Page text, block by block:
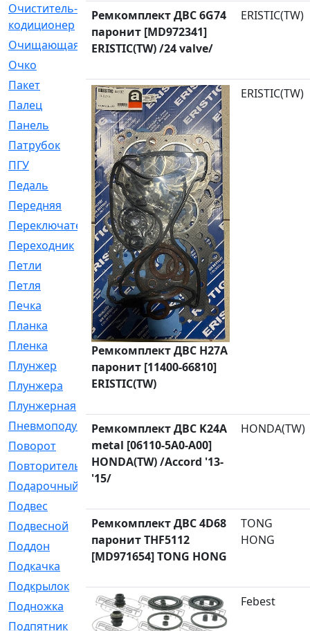
Очиститель-
кодиционер
Очищающая
[1]
Очко
Пакет
[1]
Палец
[4]
Панель
[61]
Патрубок
[248]
ПГУ
[2]
Педаль
[3]
Передняя
[22]
Переключатель
[36]
Переходник
[4]
Петли
[23]
Петля
[3]
Печка
[3]
Планка
[21]
Пленка
[1]
Плунжер
[1]
Плунжера
[64]
Плунжерная
Пневмоподушка
[2]
Поворот
[12]
Повторитель
[86]
Подарочный
Подвес
[16]
Подвесной
[7]
Поддон
[18]
Подкачка
Подкрылок
[128]
Подножка
[16]
Подпятник
[1]
Ремкомплект ДВС 6G74
паронит [MD972341]
ERISTIC(TW) /24 valve/
ERISTIC(TW)
Ремкомплект ДВС H27A
паронит [11400-66810]
ERISTIC(TW)
ERISTIC(TW)
Ремкомплект ДВС K24A
metal [06110-5A0-A00]
HONDA(TW) /Accord '13-
'15/
HONDA(TW)
Ремкомплект ДВС 4D68
паронит THF5112
[MD971654] TONG HONG
TONG
HONG
Febest